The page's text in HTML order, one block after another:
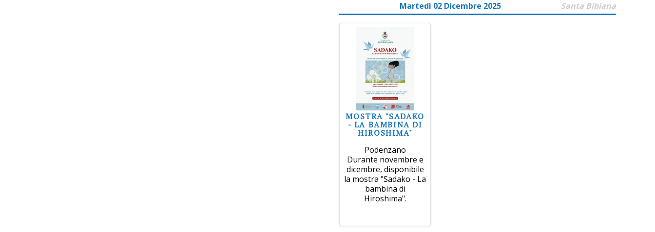
Martedì 02 Dicembre 2025 Santa Bibiana
MOSTRA "SADAKO
- LA BAMBINA DI
HIROSHIMA"
Podenzano
Durante novembre e
dicembre, disponibile
la mostra "Sadako - La
bambina di
Hiroshima".